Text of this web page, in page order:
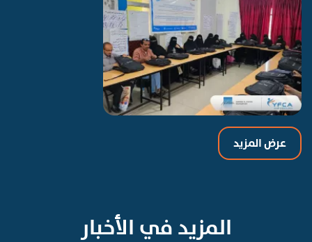
عرض المزيد
المزيد في الأخبار